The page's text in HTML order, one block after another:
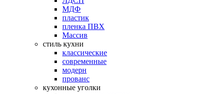
МДФ
пластик
пленка ПВХ
Массив
стиль кухни
классические
современные
модерн
прованс
кухонные уголки